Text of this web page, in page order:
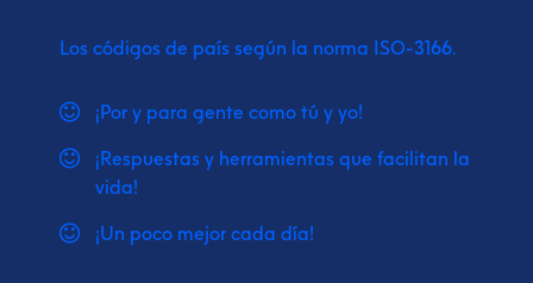
Los códigos de país según la norma ISO-3166.
¡Por y para gente como tú y yo!
¡Respuestas y herramientas que facilitan la
vida!
¡Un poco mejor cada día!